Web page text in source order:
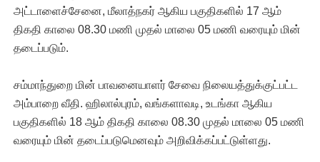
அட்டாளைச்சேனை, மீலாத்நகர் ஆகிய பகுதிகளில் 17 ஆம்
திகதி காலை 08.30 மணி முதல் மாலை 05 மணி வரையும் மின்
தடைப்படும்.
சம்மாந்துறை மின் பாவனையாளர் சேவை நிலையத்துக்குட்பட்ட
அம்பாறை வீதி. ஹிலால்புரம், வங்களாவடி, உடங்கா ஆகிய
பகுதிகளில் 18 ஆம் திகதி காலை 08.30 முதல் மாலை 05 மணி
வரையும் மின் தடைப்படுமெனவும் அறிவிக்கப்பட்டுள்ளது.